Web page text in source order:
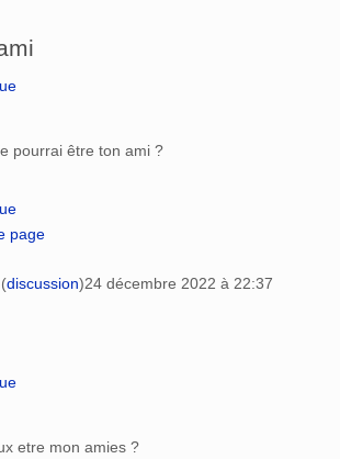
pourrai être ton ami ?
page
(discussion)24 décembre 2022 à 22:37
etre mon amies ?